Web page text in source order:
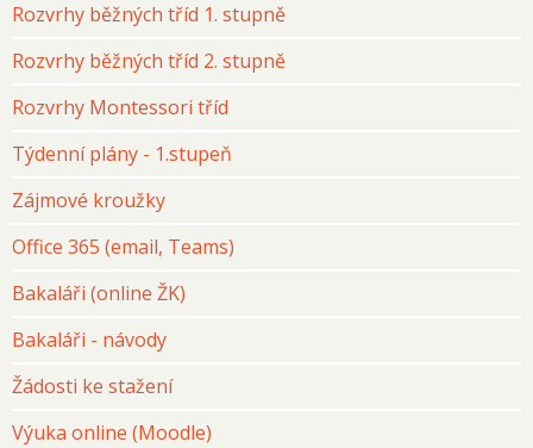
Rozvrhy běžných tříd 1. stupně
Rozvrhy běžných tříd 2. stupně
Rozvrhy Montessori tříd
Týdenní plány - 1.stupeň
Zájmové kroužky
Office 365 (email, Teams)
Bakaláři (online ŽK)
Bakaláři - návody
Žádosti ke stažení
Výuka online (Moodle)